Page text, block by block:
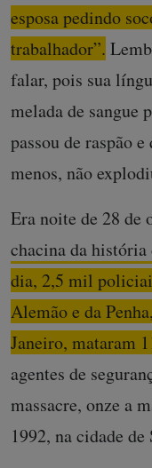
esposa pedindo
trabalhador”.
falar, pois sua
melada de sangue
passou de raspão
menos, não
Era noite de 28 de
chacina da história
dia, 2,5 mil
Alemão e da
Janeiro, mataram
agentes de
massacre, onze a
1992, na cidade de